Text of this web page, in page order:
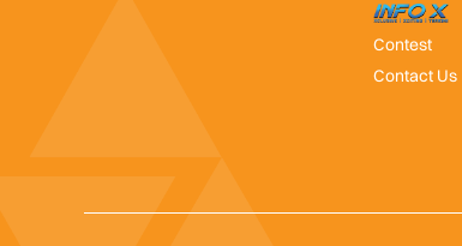
InfoX
Contest
Contact Us